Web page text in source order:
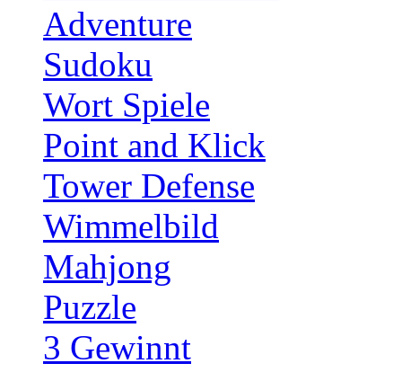
Adventure
Sudoku
Wort Spiele
Point and Klick
Tower Defense
Wimmelbild
Mahjong
Puzzle
3 Gewinnt